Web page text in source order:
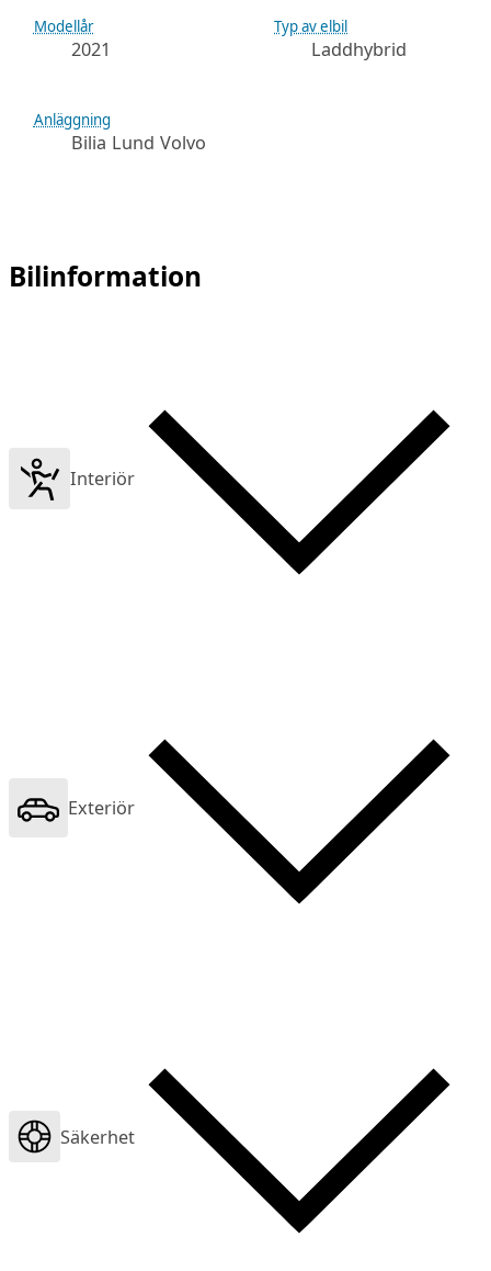
Modellår
2021
Typ av elbil
Laddhybrid
Anläggning
Bilia Lund Volvo
Bilinformation
Interiör
Exteriör
Säkerhet